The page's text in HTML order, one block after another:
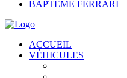
BAPTEME FERRARI
ACCUEIL
VÉHICULES